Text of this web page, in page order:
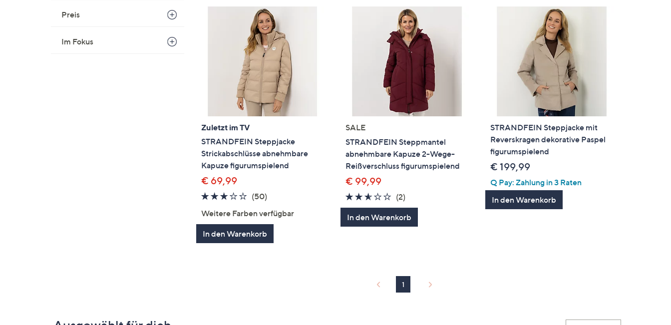
Preis
Im Fokus
Zuletzt im TV
STRANDFEIN Steppjacke
Strickabschlüsse abnehmbare
Kapuze figurumspielend
€ 69,99
3.0
5
(50)50
Weitere Farben verfügbar
In den Warenkorb
SALE
STRANDFEIN Steppmantel
abnehmbare Kapuze 2-Wege-
Reißverschluss figurumspielend
€ 99,99
2.5
von
5
(2)
Bewertungen
In den Warenkorb
STRANDFEIN Steppjacke mit
Reverskragen dekorative Paspel
figurumspielend
€ 199,99
Q Pay: Zahlung in 3 Raten
In den Warenkorb
1